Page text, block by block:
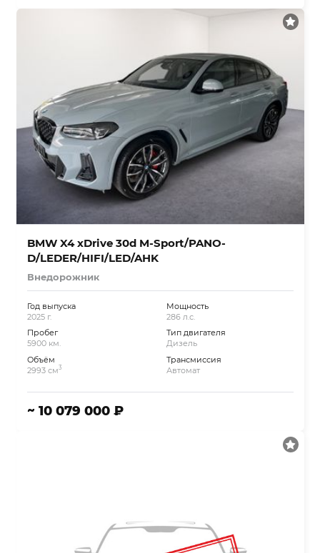
BMW X4 xDrive 30d M-Sport/PANO-
D/LEDER/HIFI/LED/AHK
Внедорожник
Год выпуска
2025 г.
Пробег
5900 км.
Объём
2993 см3
Мощность
286 л.с.
Тип двигателя
Дизель
Трансмиссия
Автомат
~ 10 079 000 ₽